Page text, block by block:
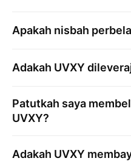
Apakah nisbah
Adakah UVXY
Patutkah saya
UVXY?
Adakah UVXY